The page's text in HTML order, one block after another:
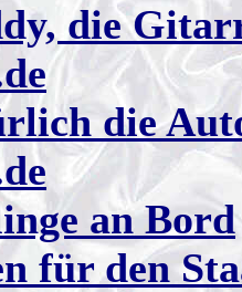
die
die
an Bord
für den